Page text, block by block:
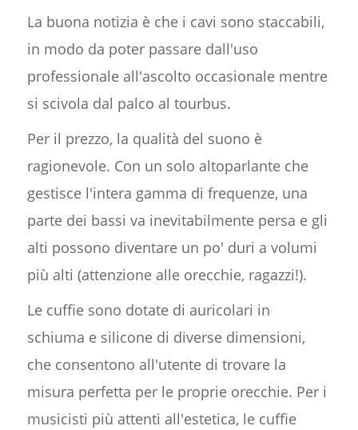
La buona notizia è che i cavi sono staccabili,
in modo da poter passare dall'uso
professionale all'ascolto occasionale mentre
si scivola dal palco al tourbus.
Per il prezzo, la qualità del suono è
ragionevole. Con un solo altoparlante che
gestisce l'intera gamma di frequenze, una
parte dei bassi va inevitabilmente persa e gli
alti possono diventare un po' duri a volumi
più alti (attenzione alle orecchie, ragazzi!).
Le cuffie sono dotate di auricolari in
schiuma e silicone di diverse dimensioni,
che consentono all'utente di trovare la
misura perfetta per le proprie orecchie. Per i
musicisti più attenti all'estetica, le cuffie